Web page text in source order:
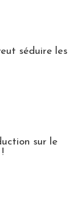
séduire les
sur le